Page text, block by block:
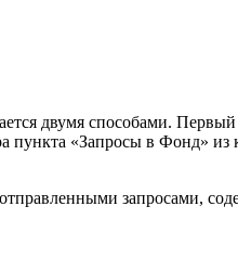
двумя способами.
«Запросы в Фонд» из
запросами,